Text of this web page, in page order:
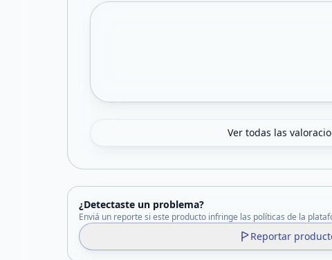
Ver todas las
¿Detectaste un problema?
Enviá un reporte si este producto infringe las políticas de la
Reportar